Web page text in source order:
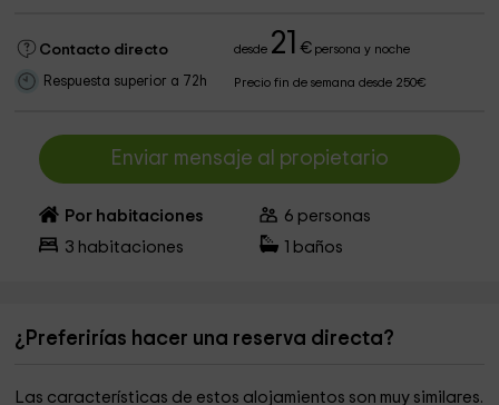
Contacto directo desde 21 €persona y noche
Respuesta superior a 72h Precio fin de semana desde 250€
Enviar mensaje al propietario
Por habitaciones 6 personas
3 habitaciones baños
¿Preferirías hacer una reserva directa?
Las características de estos alojamientos son muy similares.